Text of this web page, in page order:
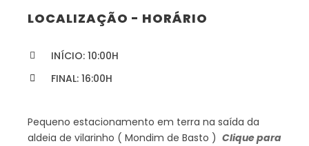
LOCALIZAÇÃO - HORÁRIO
INÍCIO: 10:00H
FINAL: 16:00H
Pequeno estacionamento em terra na saída da
aldeia de vilarinho ( Mondim de Basto ) Clique para